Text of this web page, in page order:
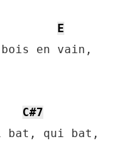
E
en vain,
C#7
bat, qui bat,